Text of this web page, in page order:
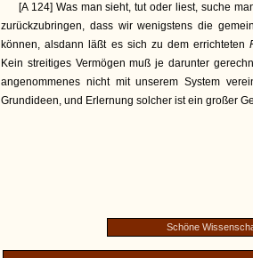
[A 124] Was man sieht, tut oder liest, suche
zurückzubringen, dass wir wenigstens die
können, alsdann läßt es sich zu dem errichteten
Kein streitiges Vermögen muß je darunter
angenommenes nicht mit unserem System
Grundideen, und Erlernung solcher ist ein großer
Schöne